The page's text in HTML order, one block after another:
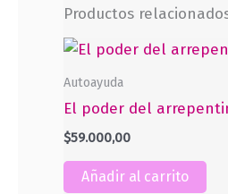
Productos
Autoayuda
El poder del
$59.000,00
Añadir al carrito